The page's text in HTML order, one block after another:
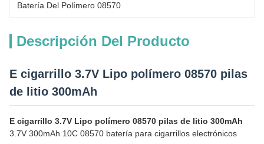
Batería Del Polímero 08570
Descripción Del Producto
E cigarrillo 3.7V Lipo polímero 08570 pilas
de litio 300mAh
E cigarrillo 3.7V Lipo polímero 08570 pilas de litio 300mAh
3.7V 300mAh 10C 08570 batería para cigarrillos electrónicos